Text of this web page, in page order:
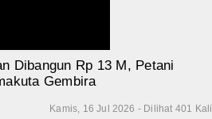
Dibangun Rp 13 M, Petani
Gembira
Kamis, 16 Jul 2026 - Dilihat 401 Kali